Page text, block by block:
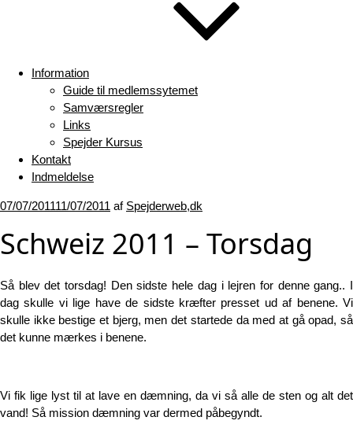
Information
Guide til medlemssytemet
Samværsregler
Links
Spejder Kursus
Kontakt
Indmeldelse
Udgivet
07/07/201111/07/2011 af Spejderweb,dk
Schweiz 2011 – Torsdag
Så blev det torsdag! Den sidste hele dag i lejren for denne gang.. I
dag skulle vi lige have de sidste kræfter presset ud af benene. Vi
skulle ikke bestige et bjerg, men det startede da med at gå opad, så
det kunne mærkes i benene.
Vi fik lige lyst til at lave en dæmning, da vi så alle de sten og alt det
vand! Så mission dæmning var dermed påbegyndt.